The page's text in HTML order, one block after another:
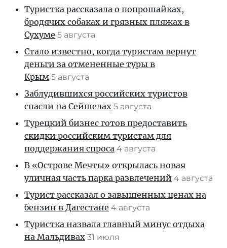
Туристка рассказала о попрошайках,
бродячих собаках и грязных пляжах в
Сухуме 5 августа
Стало известно, когда туристам вернут
деньги за отмененные туры в
Крым 5 августа
Заблудившихся российских туристов
спасли на Сейшелах 5 августа
Турецкий бизнес готов предоставить
скидки российским туристам для
поддержания спроса 4 августа
В «Острове Мечты» открылась новая
уличная часть парка развлечений 4 августа
Турист рассказал о завышенных ценах на
бензин в Дагестане 4 августа
Туристка назвала главный минус отдыха
на Мальдивах 31 июля